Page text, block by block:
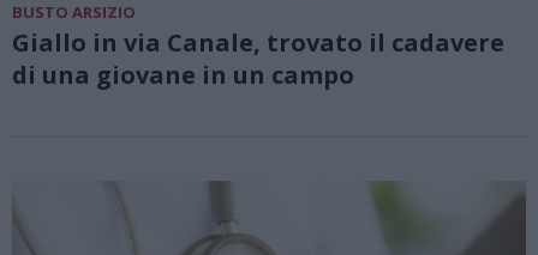
BUSTO ARSIZIO
Giallo in via Canale, trovato il cadavere
di una giovane in un campo